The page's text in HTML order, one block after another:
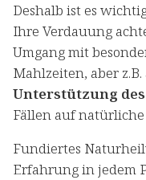
Deshalb ist es
Ihre Verdauung
Umgang mit
Mahlzeiten, aber
Unterstützung des
Fällen auf
Fundiertes
Erfahrung in jedem